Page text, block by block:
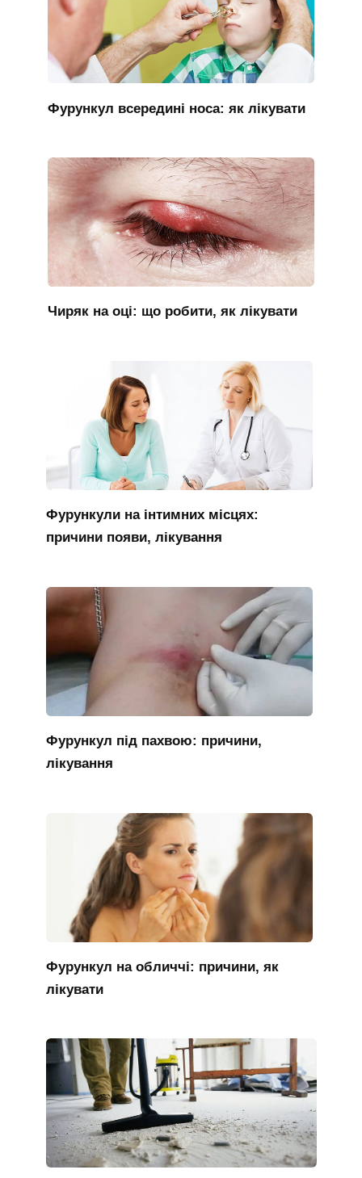
Фурункул всередині носа: як лікувати
Чиряк на оці: що робити, як лікувати
Фурункули на інтимних місцях:
причини появи, лікування
Фурункул під пахвою: причини,
лікування
Фурункул на обличчі: причини, як
лікувати